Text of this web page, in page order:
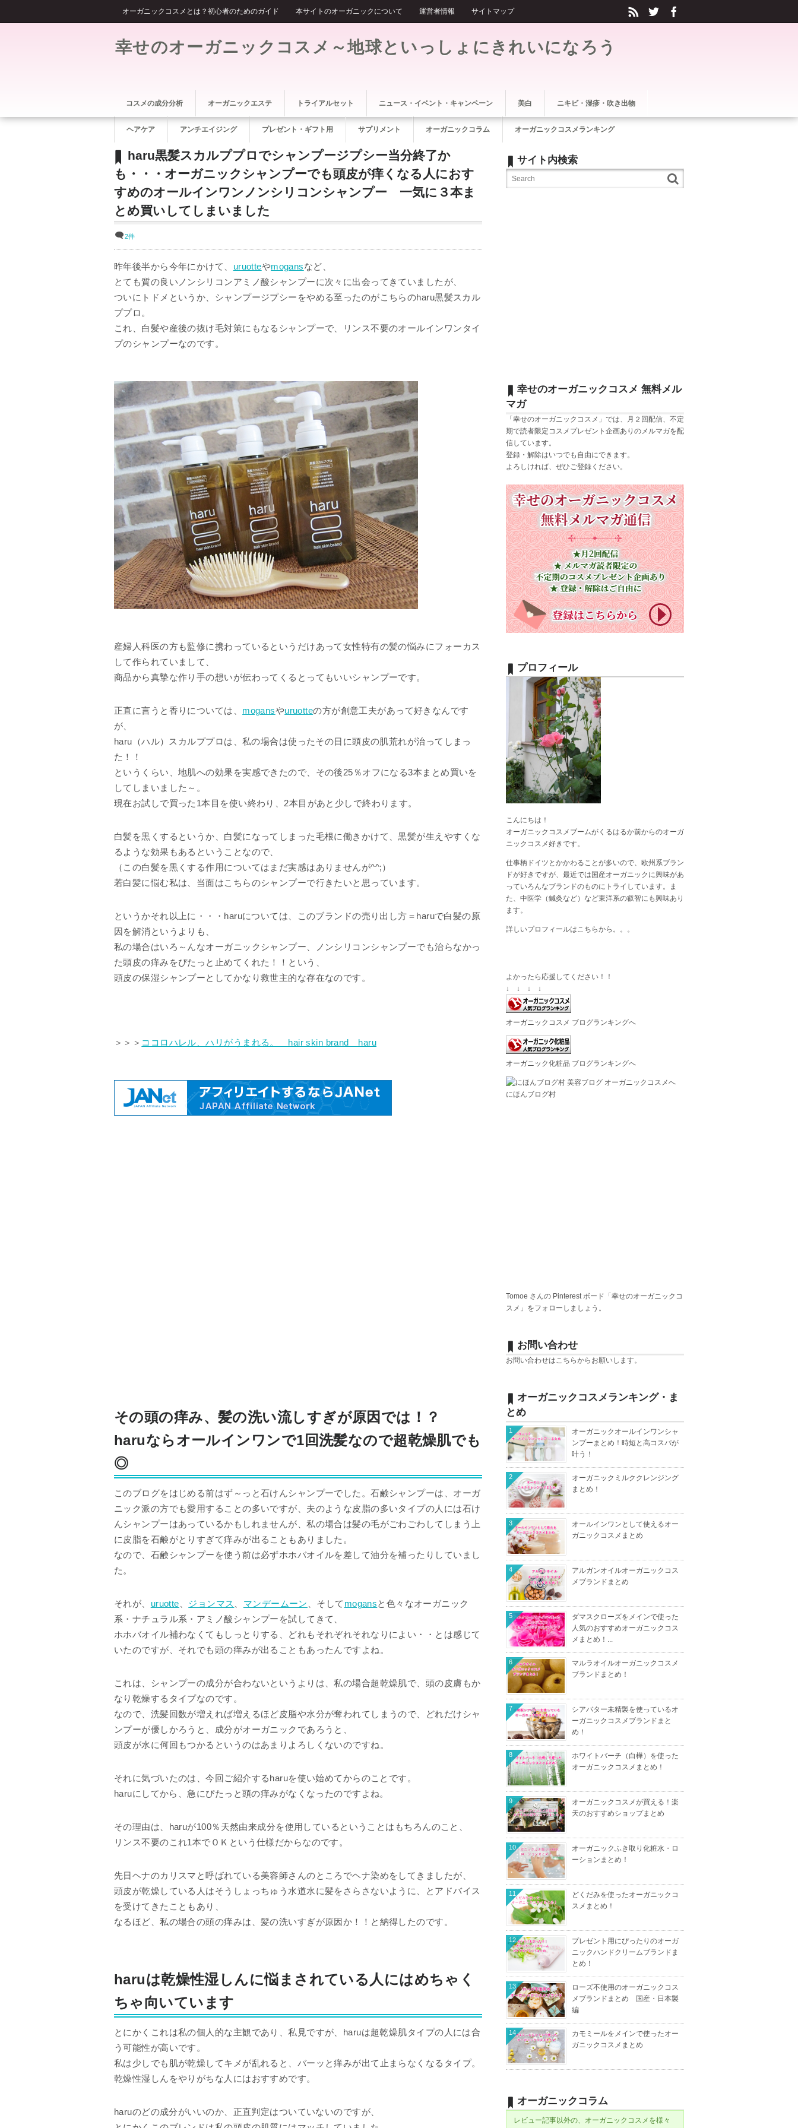
幸せのオーガニックコスメ～地球といっしょにきれいになろう
haru黒髪スカルププロでシャンプージプシー当分終了か
も・・・オーガニックシャンプーでも頭皮が痒くなる人におす
すめのオールインワンノンシリコンシャンプー 一気に３本ま
とめ買いしてしまいました
2件
昨年後半から今年にかけて、 uruotteやmogansなど、
とても質の良いノンシリコンアミノ酸シャンプーに次々に出会ってきていましたが、
ついにトドメというか、シャンプージプシーをやめる至ったのがこちらのharu黒髪スカル
ププロ。
これ、白髪や産後の抜け毛対策にもなるシャンプーで、リンス不要のオールインワンタイ
プのシャンプーなのです。
産婦人科医の方も監修に携わっているというだけあって女性特有の髪の悩みにフォーカス
して作られていまして、
商品から真摯な作り手の想いが伝わってくるとってもいいシャンプーです。
正直に言うと香りについては、 mogansやuruotteの方が創意工夫があって好きなんです
が、
haru（ハル）スカルププロは、私の場合は使ったその日に頭皮の肌荒れが治ってしまっ
た！！
というくらい、地肌への効果を実感できたので、その後25％オフになる3本まとめ買いを
してしまいました～。
現在お試しで買った1本目を使い終わり、2本目があと少しで終わります。
白髪を黒くするというか、白髪になってしまった毛根に働きかけて、黒髪が生えやすくな
るような効果もあるということなので、
（この白髪を黒くする作用についてはまだ実感はありませんが^^;）
若白髪に悩む私は、当面はこちらのシャンプーで行きたいと思っています。
というかそれ以上に・・・haruについては、このブランドの売り出し方＝haruで白髪の原
因を解消というよりも、
私の場合はいろ～んなオーガニックシャンプー、ノンシリコンシャンプーでも治らなかっ
た頭皮の痒みをぴたっと止めてくれた！！という、
頭皮の保湿シャンプーとしてかなり救世主的な存在なのです。
＞＞＞ ココロハレル、ハリがうまれる。 hair skin brand haru
その頭の痒み、髪の洗い流しすぎが原因では！？
haruならオールインワンで1回洗髪なので超乾燥肌でも
◎
このブログをはじめる前はず～っと石けんシャンプーでした。石鹸シャンプーは、オーガ
ニック派の方でも愛用することの多いですが、夫のような皮脂の多いタイプの人には石け
んシャンプーはあっているかもしれませんが、私の場合は髪の毛がごわごわしてしまう上
に皮脂を石鹸がとりすぎて痒みが出ることもありました。
なので、石鹸シャンプーを使う前は必ずホホバオイルを差して油分を補ったりしていまし
た。
それが、 uruotte ジョンマス マンデームーン 、そして mogansと色々なオーガニック
系・ナチュラル系・アミノ酸シャンプーを試してきて、
ホホバオイル補わなくてもしっとりする、どれもそれぞれそれなりによい・・とは感じて
いたのですが、それでも頭の痒みが出ることもあったんですよね。
これは、シャンプーの成分が合わないというよりは、私の場合超乾燥肌で、頭の皮膚もか
なり乾燥するタイプなのです。
なので、洗髪回数が増えれば増えるほど皮脂や水分が奪われてしまうので、どれだけシャ
ンプーが優しかろうと、成分がオーガニックであろうと、
頭皮が水に何回もつかるというのはあまりよろしくないのですね。
それに気づいたのは、今回ご紹介するharuを使い始めてからのことです。
haruにしてから、急にぴたっと頭の痒みがなくなったのですよね。
その理由は、haruが100％天然由来成分を使用しているということはもちろんのこと、
リンス不要のこれ1本でＯＫという仕様だからなのです。
先日ヘナのカリスマと呼ばれている美容師さんのところでヘナ染めをしてきましたが、
頭皮が乾燥している人はそうしょっちゅう水道水に髪をさらさないように、とアドバイス
を受けてきたこともあり、
なるほど、私の場合の頭の痒みは、髪の洗いすぎが原因か！！と納得したのです。
haruは乾燥性湿しんに悩まされている人にはめちゃく
ちゃ向いています
とにかくこれは私の個人的な主観であり、私見ですが、haruは超乾燥肌タイプの人には合
う可能性が高いです。
私は少しでも肌が乾燥してキメが乱れると、バーッと痒みが出て止まらなくなるタイプ。
乾燥性湿しんをやりがちな人にはおすすめです。
haruのどの成分がいいのか、正直判定はついていないのですが、
サイト内検索
幸せのオーガニックコスメ 無料メル
マガ
「幸せのオーガニックコスメ」では、月２回配信、不定
期で読者限定コスメプレゼント企画ありのメルマガを配
信しています。
登録・解除はいつでも自由にできます。
よろしければ、ぜひご登録ください。
プロフィール
こんにちは！
オーガニックコスメブームがくるはるか前からのオーガ
ニックコスメ好きです。
仕事柄ドイツとかかわることが多いので、欧州系ブラン
ドが好きですが、最近では国産オーガニックに興味があ
っていろんなブランドのものにトライしています。ま
た、中医学（鍼灸など）など東洋系の叡智にも興味あり
ます。
詳しいプロフィールはこちらから。。。
よかったら応援してください！！
↓ ↓ ↓ ↓
オーガニックコスメ ブログランキングへ
オーガニック化粧品 ブログランキングへ
にほんブログ村
Tomoe さんの Pinterest ボード「幸せのオーガニックコ
スメ」をフォローしましょう。
お問い合わせ
お問い合わせはこちらからお願いします。
オーガニックコスメランキング・ま
とめ
オーガニックオールインワンシャ
ンプーまとめ！時短と高コスパが
叶う！
1
オーガニックミルククレンジング
まとめ！
2
オールインワンとして使えるオー
ガニックコスメまとめ
3
アルガンオイルオーガニックコス
メブランドまとめ
4
ダマスクローズをメインで使った
人気のおすすめオーガニックコス
メまとめ！...
5
マルラオイルオーガニックコスメ
ブランドまとめ！
6
シアバター未精製を使っているオ
ーガニックコスメブランドまと
め！
7
ホワイトバーチ（白樺）を使った
オーガニックコスメまとめ！
8
オーガニックコスメが買える！楽
天のおすすめショップまとめ
9
オーガニックふき取り化粧水・ロ
ーションまとめ！
10
どくだみを使ったオーガニックコ
スメまとめ！
11
プレゼント用にぴったりのオーガ
ニックハンドクリームブランドま
とめ！
12
ローズ不使用のオーガニックコス
メブランドまとめ 国産・日本製
編
13
カモミールをメインで使ったオー
ガニックコスメまとめ
14
オーガニックコラム
レビュー記事以外の、オーガニックコスメを様々
オーガニックコスメとは？初心者のためのガイド 本サイトのオーガニックについて 運営者情報 サイトマップ
コスメの成分分析 オーガニックエステ トライアルセット ニュース・イベント・キャンペーン 美白 ニキビ・湿疹・吹き出物
ヘアケア アンチエイジング プレゼント・ギフト用 サプリメント オーガニックコラム オーガニックコスメランキング